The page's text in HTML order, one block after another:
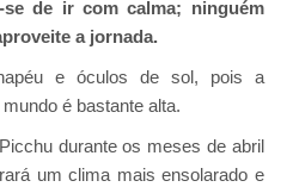
se de ir com calma; ninguém
a jornada.
e óculos de sol, pois a
é bastante alta.
durante os meses de abril
um clima mais ensolarado e